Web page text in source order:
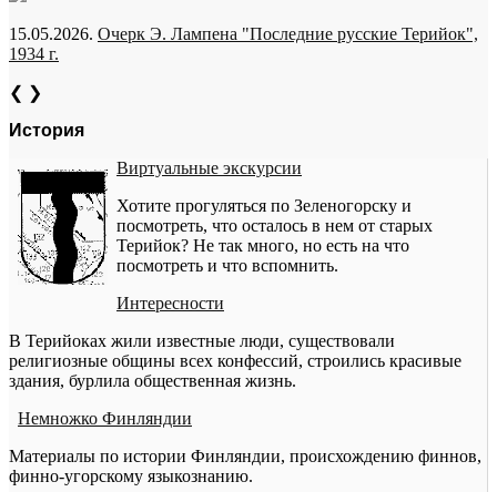
15.05.2026. Очерк Э. Лампена "Последние русские Терийок",
1934 г.
❮ ❯
История
Виртуальные экскурсии
Хотите прогуляться по Зеленогорску и
посмотреть, что осталось в нем от старых
Терийок? Не так много, но есть на что
посмотреть и что вспомнить.
Интересности
В Терийоках жили известные люди, существовали
религиозные общины всех конфессий, строились красивые
здания, бурлила общественная жизнь.
Немножко Финляндии
Материалы по истории Финляндии, происхождению финнов,
финно-угорскому языкознанию.